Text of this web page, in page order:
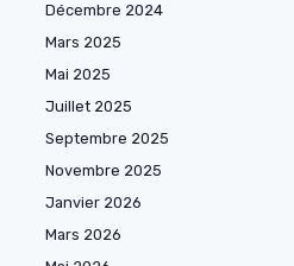
Décembre 2024
Mars 2025
Mai 2025
Juillet 2025
Septembre 2025
Novembre 2025
Janvier 2026
Mars 2026